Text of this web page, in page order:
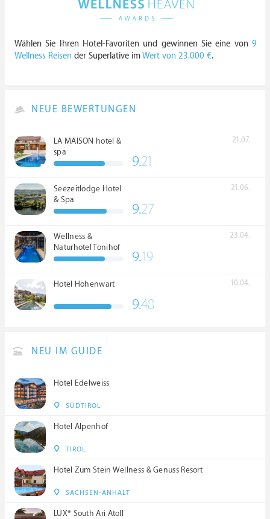
Wählen Sie Ihren Hotel-Favoriten und gewinnen Sie eine von 9
Wellness Reisen der Superlative imWert von 23.000 €.
NEUE BEWERTUNGEN
LA MAISON hotel &
spa
21.07.
9.21
Seezeitlodge Hotel
& Spa
21.06.
9.27
Wellness &
Naturhotel Tonihof
****S
23.04.
9.19
Hotel Hohenwart 10.04.
9.48
NEU IM GUIDE
Hotel Edelweiss
SÜDTIROL
Hotel Alpenhof
TIROL
Hotel Zum Stein Wellness & Genuss Resort
SACHSEN-ANHALT
LUX* South Ari Atoll